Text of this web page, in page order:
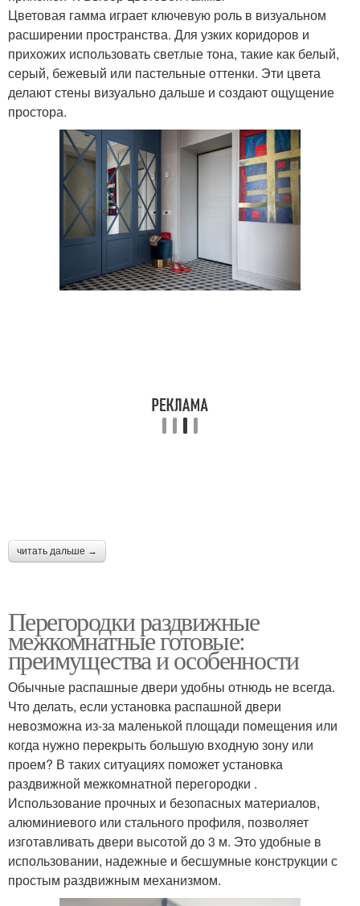
Цветовая гамма играет ключевую роль в визуальном
расширении пространства. Для узких коридоров и
прихожих использовать светлые тона, такие как белый,
серый, бежевый или пастельные оттенки. Эти цвета
делают стены визуально дальше и создают ощущение
простора.
читать дальше →
Перегородки раздвижные
межкомнатные готовые:
преимущества и особенности
Обычные распашные двери удобны отнюдь не всегда.
Что делать, если установка распашной двери
невозможна из-за маленькой площади помещения или
когда нужно перекрыть большую входную зону или
проем? В таких ситуациях поможет установка
раздвижной межкомнатной перегородки .
Использование прочных и безопасных материалов,
алюминиевого или стального профиля, позволяет
изготавливать двери высотой до 3 м. Это удобные в
использовании, надежные и бесшумные конструкции с
простым раздвижным механизмом.